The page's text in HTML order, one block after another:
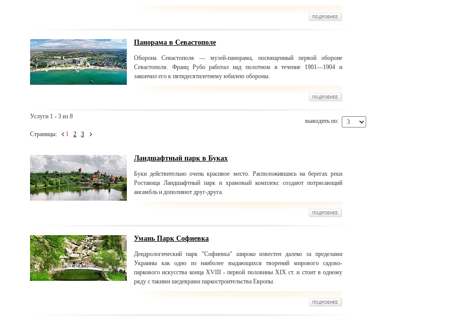
Панорама в Севастополе
Оборона Севастополя — музей-панорама, посвященный первой обороне
Севастополя. Франц Рубо работал над полотном в течение 1901—1904 и
закончил его к пятидесятилетнему юбилею обороны.
Услуги 1 - 3 из 8
Страницы: 1 2 3
выводить по:
Ландшафтный парк в Буках
Буки действительно очень красивое место. Расположившись на берегах реки
Роставица Ландшафтный парк и храмовый комплекс создают потрясающий
ансамбль и дополняют друг-друга.
Умань Парк Софиевка
Дендрологический парк "Софиевка" широко известен далеко за пределами
Украины как одно из наиболее выдающихся творений мирового садово-
паркового искусства конца XVIII - первой половины XIX ст. и стоит в одному
ряду с такими шедеврами паркостроительства Европы.